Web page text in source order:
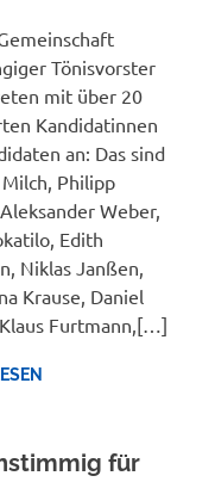
Tönisvorster
mit über 20
Kandidatinnen
an: Das sind
Philipp
Weber,
Edith
Niklas Janßen,
Krause, Daniel
Furtmann,[…]
für